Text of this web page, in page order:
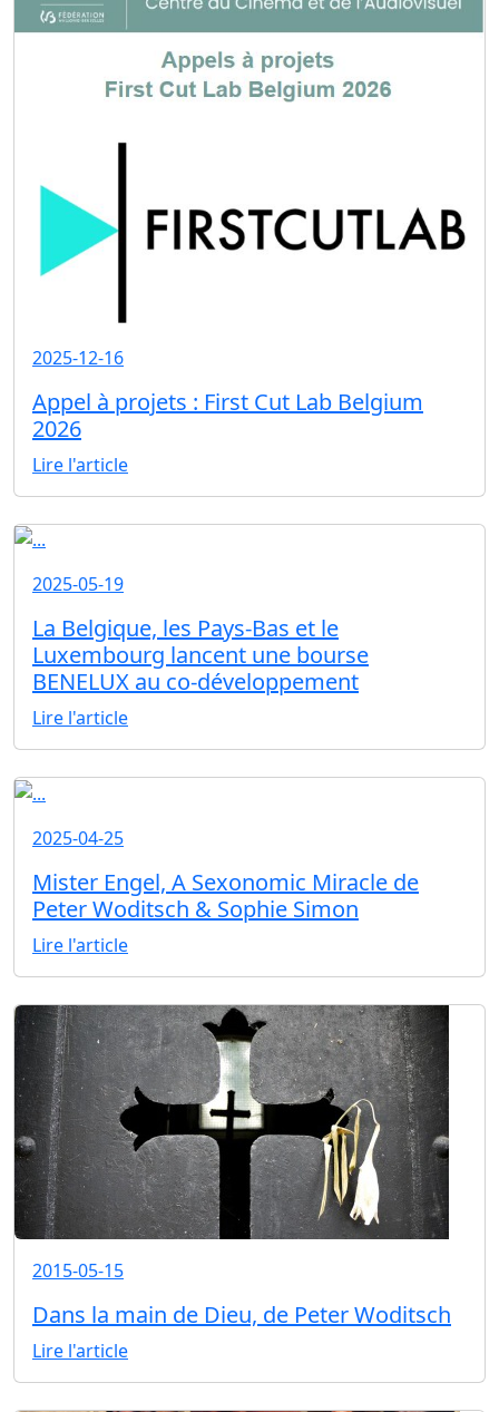
2025-12-16
Appel à projets : First Cut Lab Belgium
2026
Lire l'article
2025-05-19
La Belgique, les Pays-Bas et le
Luxembourg lancent une bourse
BENELUX au co-développement
Lire l'article
2025-04-25
Mister Engel, A Sexonomic Miracle de
Peter Woditsch & Sophie Simon
Lire l'article
2015-05-15
Dans la main de Dieu, de Peter Woditsch
Lire l'article